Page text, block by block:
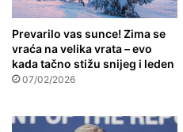
Prevarilo vas sunce! Zima se
vraća na velika vrata – evo
kada tačno stižu snijeg i leden
07/02/2026